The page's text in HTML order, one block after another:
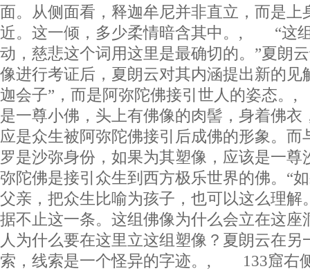
面。从侧面看，释迦牟尼并非直立，而是上
近。这一倾，多少柔情暗含其中。, “这
动，慈悲这个词用这里是最确切的。”夏朗
像进行考证后，夏朗云对其内涵提出新的见
迦会子”，而是阿弥陀佛接引世人的姿态
是一尊小佛，头上有佛像的肉髻，身着佛衣
应是众生被阿弥陀佛接引后成佛的形象。而
罗是沙弥身份，如果为其塑像，应该是一尊
弥陀佛是接引众生到西方极乐世界的佛。“
父亲，把众生比喻为孩子，也可以这么理
据不止这一条。这组佛像为什么会立在这座
人为什么要在这里立这组塑像？夏朗云在另
索，线索是一个怪异的字迹。, 133窟右